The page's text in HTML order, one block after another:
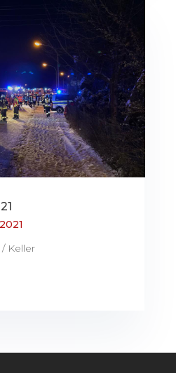
Keller